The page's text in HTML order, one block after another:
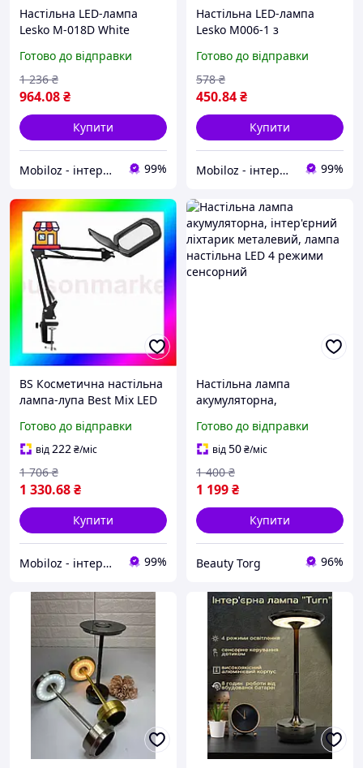
Настільна LED-лампа
Lesko M-018D White
складана затискна з
поворотним
кронштейном 6 шт.
Готово до відправки
964.08₴
1 236 ₴
Купити
Mobiloz - інтернет-магазин Мобілоз 99%
Настільна LED-лампа
Lesko M006-1 з
світлодіодна гнучка USB
14 шт.
Готово до відправки
450.84₴
578 ₴
Купити
Mobiloz - інтернет-магазин Мобілоз 99%
BS Косметична настільна
лампа-лупа Best Mix LED
Black BAS77/N
Готово до відправки
від222₴/міс
1 330.68₴
1 706 ₴
Купити
Mobiloz - інтернет-магазин Мобілоз 99%
Настільна лампа
акумуляторна,
металевий, лампа
настільна LED 4 режими
сенсорний
Готово до відправки
від50₴/міс
1 199₴
1 400 ₴
Купити
Beauty Torg 96%